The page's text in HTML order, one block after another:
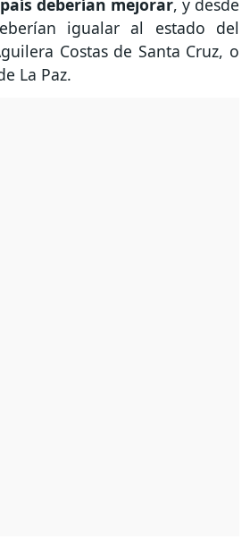
deberían mejorar, y desde
igualar al estado del
Costas de Santa Cruz, o
La Paz.